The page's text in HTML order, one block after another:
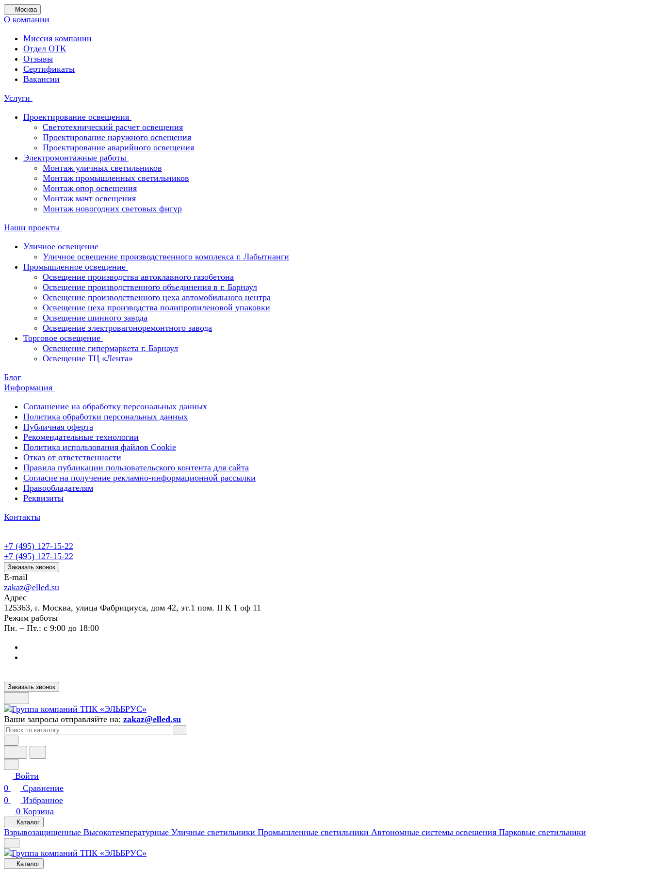
Москва
О компании
Миссия компании
Отдел ОТК
Отзывы
Сертификаты
Вакансии
Услуги
Проектирование освещения
Светотехнический расчет освещения
Проектирование наружного освещения
Проектирование аварийного освещения
Электромонтажные работы
Монтаж уличных светильников
Монтаж промышленных светильников
Монтаж опор освещения
Монтаж мачт освещения
Монтаж новогодних световых фигур
Наши проекты
Уличное освещение
Уличное освещение производственного комплекса г. Лабытнанги
Промышленное освещение
Освещение производства автоклавного газобетона
Освещение производственного объединения в г. Барнаул
Освещение производственного цеха автомобильного центра
Освещение цеха производства полипропиленовой упаковки
Освещение шинного завода
Освещение электровагоноремонтного завода
Торговое освещение
Освещение гипермаркета г. Барнаул
Освещение ТЦ «Лента»
Блог
Информация
Соглашение на обработку персональных данных
Политика обработки персональных данных
Публичная оферта
Рекомендательные технологии
Политика использования файлов Cookie
Отказ от ответственности
Правила публикации пользовательского контента для сайта
Согласие на получение рекламно-информационной рассылки
Правообладателям
Реквизиты
Контакты
+7 (495) 127-15-22
+7 (495) 127-15-22
Заказать звонок
E-mail
zakaz@elled.su
Адрес
125363, г. Москва, улица Фабрициуса, дом 42, эт.1 пом. II К 1 оф 11
Режим работы
Пн. – Пт.: с 9:00 до 18:00
Заказать звонок
Ваши запросы отправляйте на: zakaz@elled.su
Войти
0
Сравнение
0
Избранное
0 Корзина
Каталог
Взрывозащищенные Высокотемпературные Уличные светильники Промышленные светильники Автономные системы освещения Парковые светильники
Каталог